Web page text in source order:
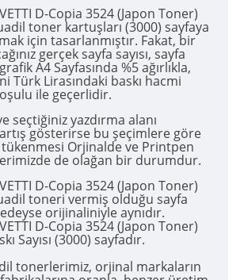
D-Copia 3524 (Japon Toner)
toner kartuşları (3000) sayfaya
için tasarlanmıştır. Fakat, bir
gerçek sayfa sayısı, sayfa
A4 Sayfasında %5 ağırlıkla,
Türk Lirasındaki baskı hacmi
ile geçerlidir.
seçtiğiniz yazdırma alanı
gösterirse bu şeçimlere göre
Orjinalde ve Printpen
de olağan bir durumdur.
D-Copia 3524 (Japon Toner)
toneri vermiş olduğu sayfa
orijinaliniyle aynıdır.
D-Copia 3524 (Japon Toner)
Sayısı (3000) sayfadır.
tonerlerimiz, orjinal markaların